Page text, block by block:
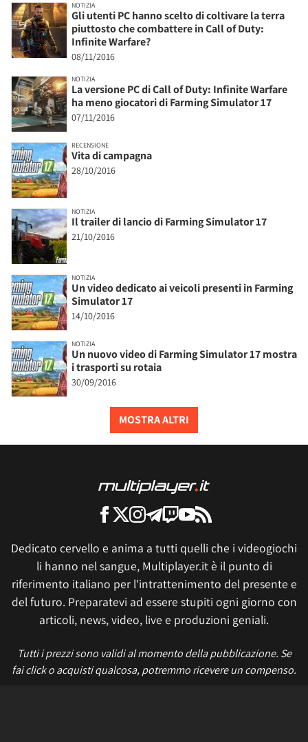
NOTIZIA
Gli utenti PC hanno scelto di coltivare la terra
piuttosto che combattere in Call of Duty:
Infinite Warfare?
08/11/2016
NOTIZIA
La versione PC di Call of Duty: Infinite Warfare
ha meno giocatori di Farming Simulator 17
07/11/2016
RECENSIONE
Vita di campagna
28/10/2016
NOTIZIA
Il trailer di lancio di Farming Simulator 17
21/10/2016
NOTIZIA
Un video dedicato ai veicoli presenti in Farming
Simulator 17
14/10/2016
NOTIZIA
Un nuovo video di Farming Simulator 17 mostra
i trasporti su rotaia
30/09/2016
MOSTRA ALTRI
Dedicato cervello e anima a tutti quelli che i videogiochi
li hanno nel sangue, Multiplayer.it è il punto di
riferimento italiano per l'intrattenimento del presente e
del futuro. Preparatevi ad essere stupiti ogni giorno con
articoli, news, video, live e produzioni geniali.
Tutti i prezzi sono validi al momento della pubblicazione. Se
fai click o acquisti qualcosa, potremmo ricevere un compenso.